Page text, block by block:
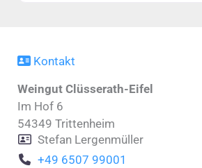
Kontakt
Weingut Clüsserath-Eifel
Im Hof 6
54349 Trittenheim
Stefan Lergenmüller
+49 6507 99001